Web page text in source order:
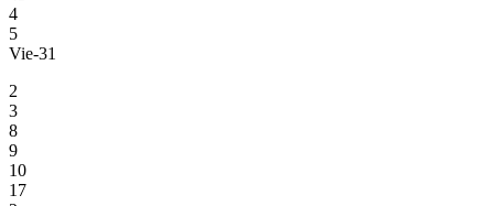
4
5
Vie-31
2
3
8
9
10
17